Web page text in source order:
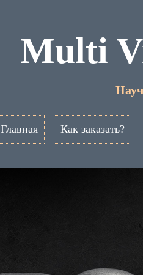
Multi
Главная Как заказать?